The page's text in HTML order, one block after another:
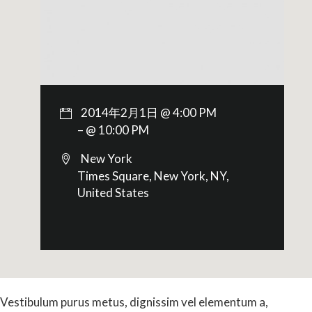
2014年2月1日 @ 4:00 PM
– @ 10:00 PM
New York
Times Square, New York, NY,
United States
Vestibulum purus metus, dignissim vel elementum a,